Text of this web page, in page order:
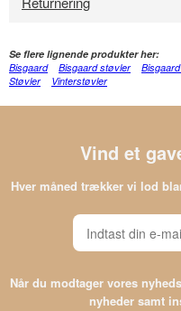
Se flere lignende produkter her:
Bisgaard
Bisgaard støvler
Støvler
Vinterstøvler
Vind et
Hver måned trækker vi lod
Når du modtager vores
nyheder samt